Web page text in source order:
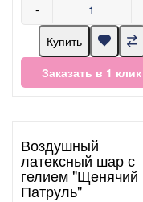
-
Купить
Заказать в 1 клик
Воздушный
латексный шар с
гелием "Щенячий
Патруль"